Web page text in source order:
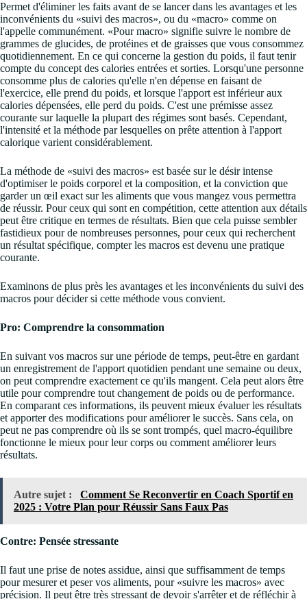
Permet d'éliminer les faits avant de se lancer dans les avantages et les
inconvénients du «suivi des macros», ou du «macro» comme on
l'appelle communément. «Pour macro» signifie suivre le nombre de
grammes de glucides, de protéines et de graisses que vous consommez
quotidiennement. En ce qui concerne la gestion du poids, il faut tenir
compte du concept des calories entrées et sorties. Lorsqu'une personne
consomme plus de calories qu'elle n'en dépense en faisant de
l'exercice, elle prend du poids, et lorsque l'apport est inférieur aux
calories dépensées, elle perd du poids. C'est une prémisse assez
courante sur laquelle la plupart des régimes sont basés. Cependant,
l'intensité et la méthode par lesquelles on prête attention à l'apport
calorique varient considérablement.
La méthode de «suivi des macros» est basée sur le désir intense
d'optimiser le poids corporel et la composition, et la conviction que
garder un œil exact sur les aliments que vous mangez vous permettra
de réussir. Pour ceux qui sont en compétition, cette attention aux détails
peut être critique en termes de résultats. Bien que cela puisse sembler
fastidieux pour de nombreuses personnes, pour ceux qui recherchent
un résultat spécifique, compter les macros est devenu une pratique
courante.
Examinons de plus près les avantages et les inconvénients du suivi des
macros pour décider si cette méthode vous convient.
Pro: Comprendre la consommation
En suivant vos macros sur une période de temps, peut-être en gardant
un enregistrement de l'apport quotidien pendant une semaine ou deux,
on peut comprendre exactement ce qu'ils mangent. Cela peut alors être
utile pour comprendre tout changement de poids ou de performance.
En comparant ces informations, ils peuvent mieux évaluer les résultats
et apporter des modifications pour améliorer le succès. Sans cela, on
peut ne pas comprendre où ils se sont trompés, quel macro-équilibre
fonctionne le mieux pour leur corps ou comment améliorer leurs
résultats.
Autre sujet :
Comment Se Reconvertir en Coach Sportif en
2025 : Votre Plan pour Réussir Sans Faux Pas
Contre: Pensée stressante
Il faut une prise de notes assidue, ainsi que suffisamment de temps
pour mesurer et peser vos aliments, pour «suivre les macros» avec
précision. Il peut être très stressant de devoir s'arrêter et de réfléchir à